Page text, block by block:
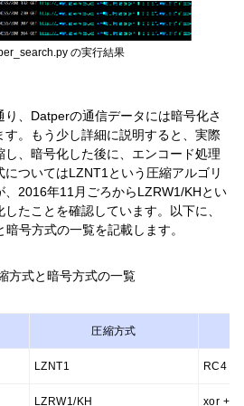
の実行結果
、Datperの通信データには暗号化さ
。もう少し詳細に説明すると、実際
、暗号化した後に、エンコード処理
ついてはLZNT1という圧縮アルゴリ
、2016年11月ごろからLZRW1/KHとい
たことを確認しています。以下に、
号方式の一覧を記載します。
方式と暗号方式の一覧
圧縮方式
LZNT1 RC4
LZRW1/KH xor +